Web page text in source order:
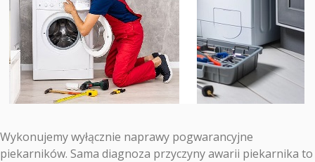
Wykonujemy wyłącznie naprawy pogwarancyjne
piekarników. Sama diagnoza przyczyny awarii piekarnika to